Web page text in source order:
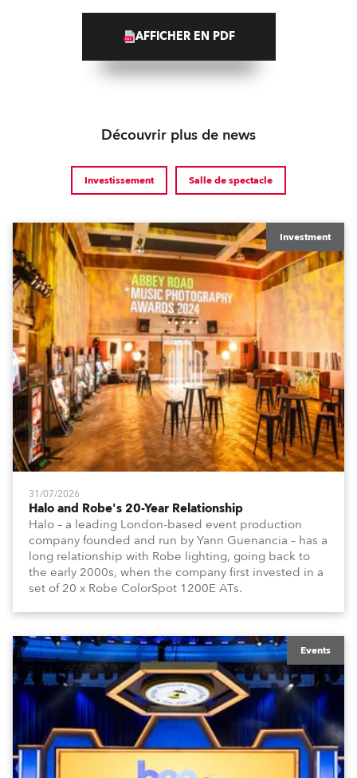
AFFICHER EN PDF
Découvrir plus de news
Investissement Salle de spectacle
Investment
31/07/2026
Halo and Robe's 20-Year Relationship
Halo – a leading London-based event production
company founded and run by Yann Guenancia – has a
long relationship with Robe lighting, going back to
the early 2000s, when the company first invested in a
set of 20 x Robe ColorSpot 1200E ATs.
Events